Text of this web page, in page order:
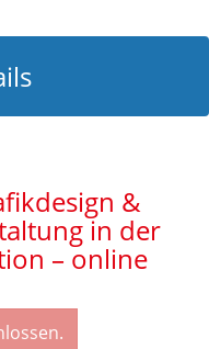
&
in der
– online